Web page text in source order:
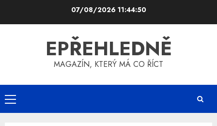
07/08/2026 11:44:50
EPŘEHLEDNĚ
MAGAZÍN, KTERÝ MÁ CO ŘÍCT
Primary
Menu